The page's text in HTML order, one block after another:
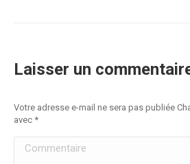
Laisser un
Votre adresse e-mail ne sera pas publiée
avec *
Commentaire